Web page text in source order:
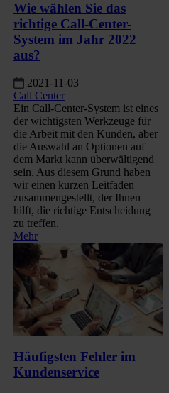
Wie wählen Sie das
richtige Call-Center-
System im Jahr 2022
aus?
2021-11-03
Call Center
Ein Call-Center-System ist eines
der wichtigsten Werkzeuge für
die Arbeit mit den Kunden, aber
die Auswahl an Optionen auf
dem Markt kann überwältigend
sein. Aus diesem Grund haben
wir einen kurzen Leitfaden
zusammengestellt, der Ihnen
hilft, die richtige Entscheidung
zu treffen.
Mehr
Häufigsten Fehler im
Kundenservice